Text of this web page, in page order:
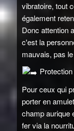
vibratoire, tout
également
Donc attention
c'est la
mauvais, pas le
Pour ceux qui
porter en
champ aurique
fer via la